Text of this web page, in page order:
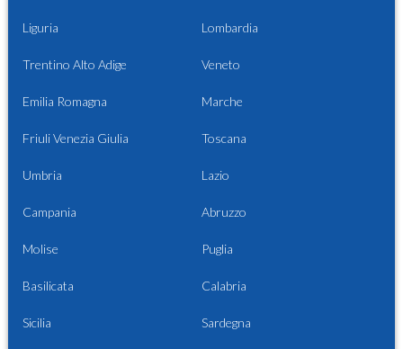
Liguria Lombardia
Trentino Alto Adige Veneto
Emilia Romagna Marche
Friuli Venezia Giulia Toscana
Umbria Lazio
Campania Abruzzo
Molise Puglia
Basilicata Calabria
Sicilia Sardegna